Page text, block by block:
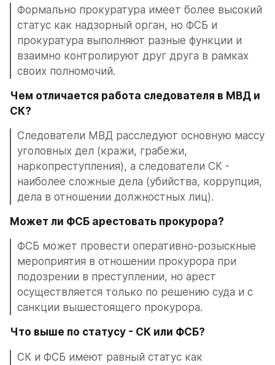
Формально прокуратура имеет более высокий
статус как надзорный орган, но ФСБ и
прокуратура выполняют разные функции и
взаимно контролируют друг друга в рамках
своих полномочий.
Чем отличается работа следователя в МВД и
СК?
Следователи МВД расследуют основную массу
уголовных дел (кражи, грабежи,
наркопреступления), а следователи СК -
наиболее сложные дела (убийства, коррупция,
дела в отношении должностных лиц).
Может ли ФСБ арестовать прокурора?
ФСБ может провести оперативно-розыскные
мероприятия в отношении прокурора при
подозрении в преступлении, но арест
осуществляется только по решению суда и с
санкции вышестоящего прокурора.
Что выше по статусу - СК или ФСБ?
СК и ФСБ имеют равный статус как